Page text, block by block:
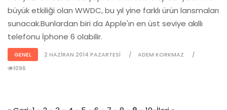
büyük etkiliği olan WWDC, bu yıl yine farklı ürün lansmaları
sunacak.Bunlardan biri da Apple'ın en üst seviye akıllı
telefonu İphone 6 olabilir.
GENEL 2 HAZIRAN 2014 PAZARTESI
ADEM KORKMAZ
1096